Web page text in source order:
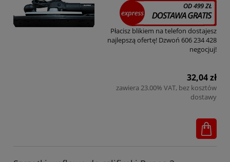
Płacisz blikiem na telefon dostajesz
najlepszą ofertę! Dzwoń 606 234 428
negocjuj!
32,04 zł
zawiera 23.00% VAT, bez kosztów
dostawy